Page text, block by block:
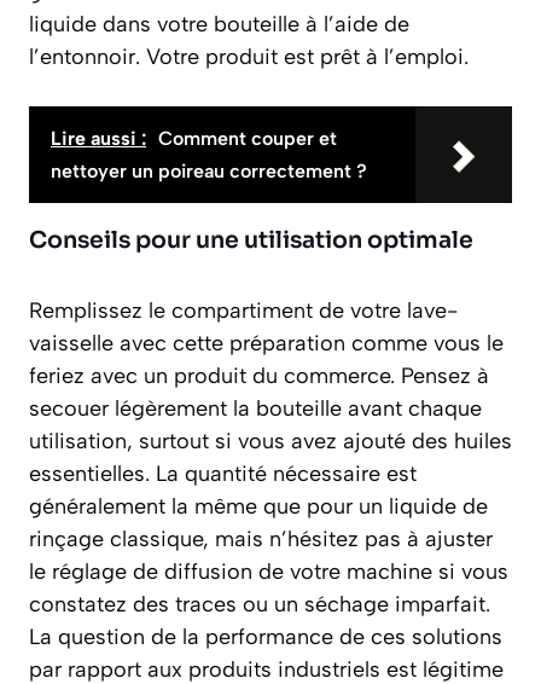
liquide dans votre bouteille à l’aide de
l’entonnoir. Votre produit est prêt à l’emploi.
Lire aussi : Comment couper et
nettoyer un poireau correctement ?
Conseils pour une utilisation optimale
Remplissez le compartiment de votre lave-
vaisselle avec cette préparation comme vous le
feriez avec un produit du commerce. Pensez à
secouer légèrement la bouteille avant chaque
utilisation, surtout si vous avez ajouté des huiles
essentielles. La quantité nécessaire est
généralement la même que pour un liquide de
rinçage classique, mais n’hésitez pas à ajuster
le réglage de diffusion de votre machine si vous
constatez des traces ou un séchage imparfait.
La question de la performance de ces solutions
par rapport aux produits industriels est légitime